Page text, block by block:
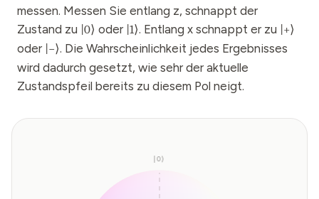
messen. Messen Sie entlang z, schnappt der
Zustand zu 0⟩ oder 1⟩. Entlang x schnappt er zu +⟩
oder −⟩. Die Wahrscheinlichkeit jedes Ergebnisses
wird dadurch gesetzt, wie sehr der aktuelle
Zustandspfeil bereits zu diesem Pol neigt.
|0⟩